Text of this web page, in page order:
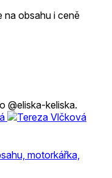
na obsahu i ceně
@eliska-keliska.
motorkářka,